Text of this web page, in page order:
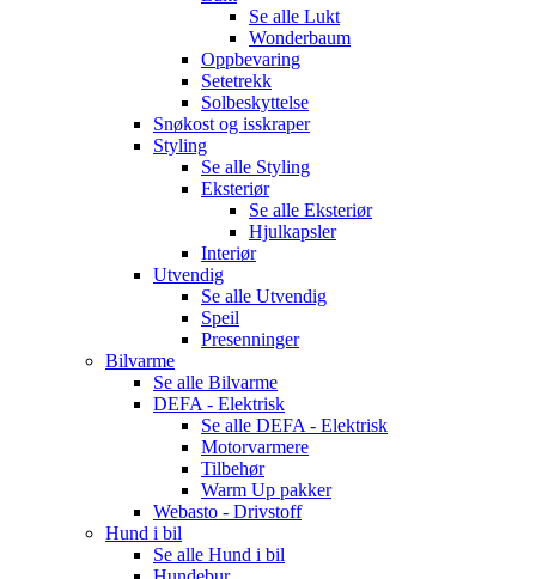
Se alle Lukt
Wonderbaum
Oppbevaring
Setetrekk
Solbeskyttelse
Snøkost og isskraper
Styling
Se alle Styling
Eksteriør
Se alle Eksteriør
Hjulkapsler
Interiør
Utvendig
Se alle Utvendig
Speil
Presenninger
Bilvarme
Se alle Bilvarme
DEFA - Elektrisk
Se alle DEFA - Elektrisk
Motorvarmere
Tilbehør
Warm Up pakker
Webasto - Drivstoff
Hund i bil
Se alle Hund i bil